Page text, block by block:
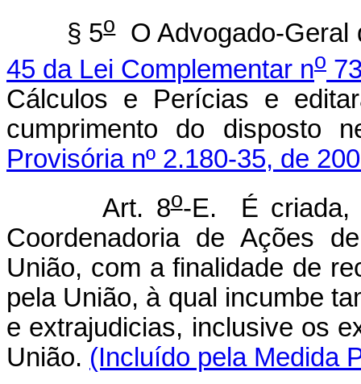
§ 5oO Advogado-Geral
45 da Lei Complementar no
Cálculos e Perícias e
cumprimento do disposto
Provisória nº 2.180-35, de
Art. 8o-E. É criada,
Coordenadoria de Ações
União, com a finalidade de
pela União, à qual incumbe
e extrajudicias, inclusive os
União. (Incluído pela Medida